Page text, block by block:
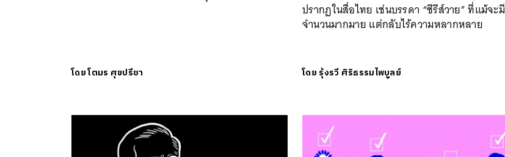
โดยโตมร ศุขปรีชา
ปรากฏในสื่อไทย เช่นบรรดา “ซีรีส์วาย” ที่แม้จะมี
จำนวนมากมาย แต่กลับไร้ความหลากหลาย
โดย รุ้งรวี ศิริธรรมไพบูลย์